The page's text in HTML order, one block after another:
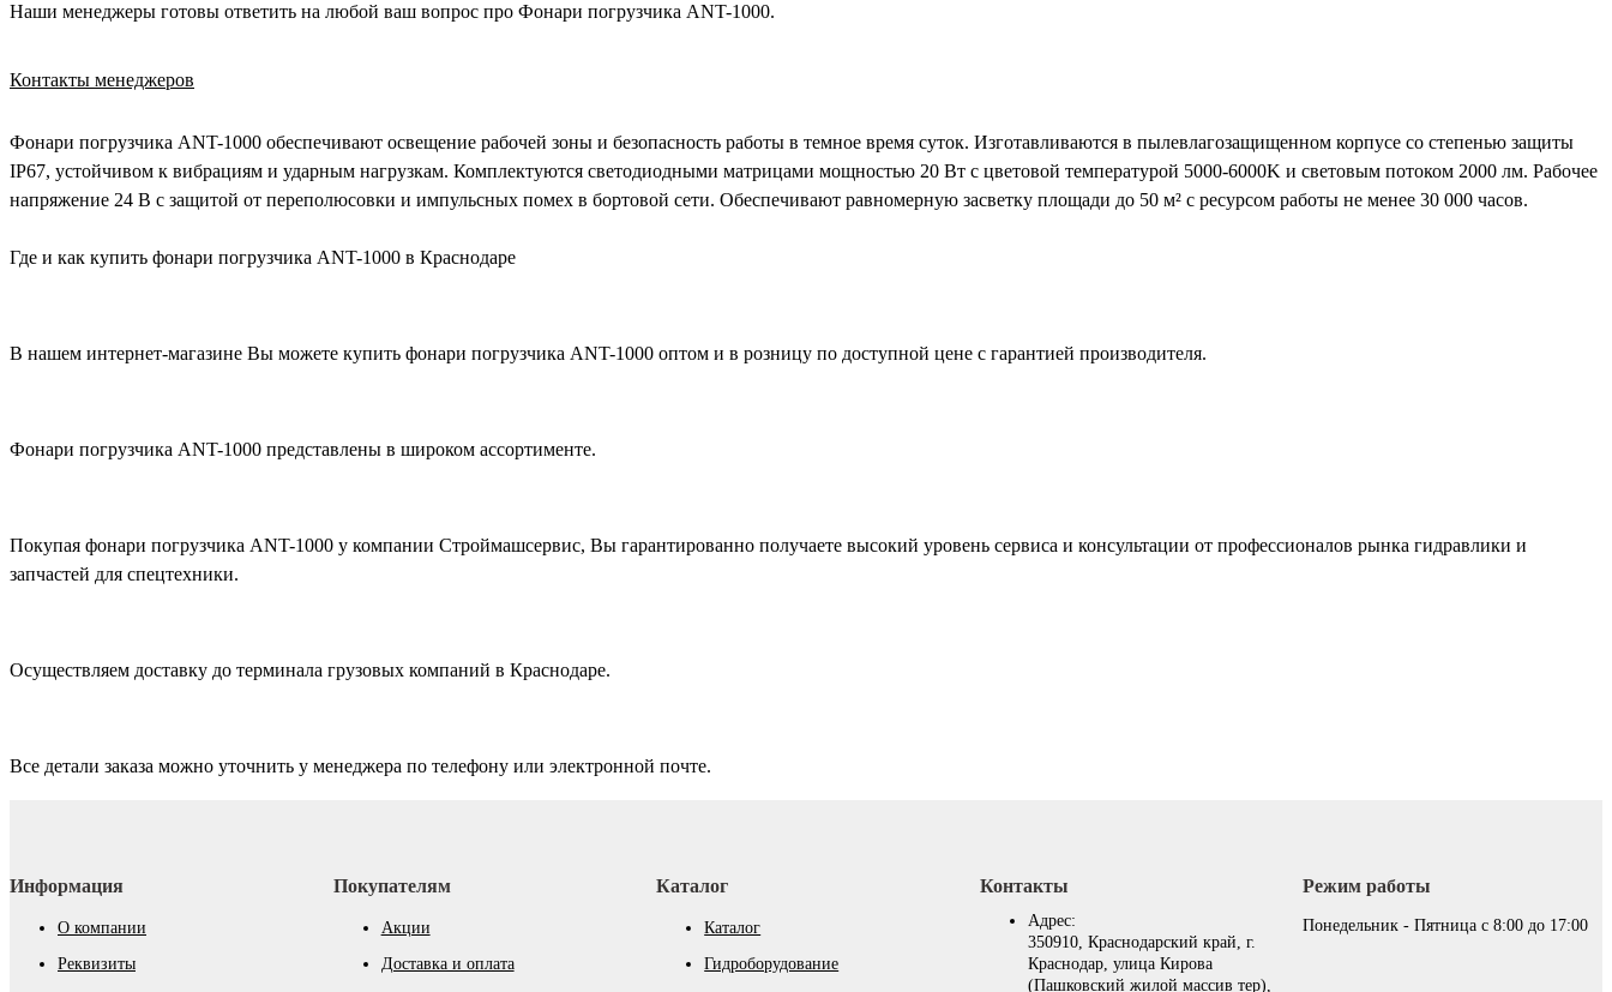
Наши менеджеры готовы ответить на любой ваш вопрос про Фонари погрузчика ANT-1000.
Контакты менеджеров
Фонари погрузчика ANT-1000 обеспечивают освещение рабочей зоны и безопасность работы в темное время суток. Изготавливаются в пылевлагозащищенном корпусе со степенью защиты
IP67, устойчивом к вибрациям и ударным нагрузкам. Комплектуются светодиодными матрицами мощностью 20 Вт с цветовой температурой 5000-6000K и световым потоком 2000 лм. Рабочее
напряжение 24 В с защитой от переполюсовки и импульсных помех в бортовой сети. Обеспечивают равномерную засветку площади до 50 м² с ресурсом работы не менее 30 000 часов.
Где и как купить фонари погрузчика ANT-1000 в Краснодаре
В нашем интернет-магазине Вы можете купить фонари погрузчика ANT-1000 оптом и в розницу по доступной цене с гарантией производителя.
Фонари погрузчика ANT-1000 представлены в широком ассортименте.
Покупая фонари погрузчика ANT-1000 у компании Строймашсервис, Вы гарантированно получаете высокий уровень сервиса и консультации от профессионалов рынка гидравлики и
запчастей для спецтехники.
Осуществляем доставку до терминала грузовых компаний в Краснодаре.
Все детали заказа можно уточнить у менеджера по телефону или электронной почте.
Информация
О компании
Реквизиты
Покупателям
Акции
Доставка и оплата
Каталог
Каталог
Гидроборудование
Контакты
Адрес:
350910, Краснодарский край, г.
Краснодар, улица Кирова
(Пашковский жилой массив тер),
Режим работы
Понедельник - Пятница с 8:00 до 17:00